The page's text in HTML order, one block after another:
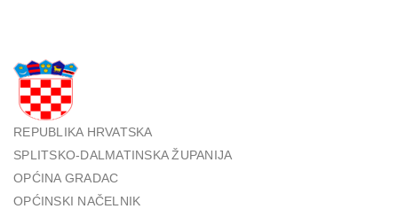
REPUBLIKA HRVATSKA
SPLITSKO-DALMATINSKA ŽUPANIJA
OPĆINA GRADAC
OPĆINSKI NAČELNIK